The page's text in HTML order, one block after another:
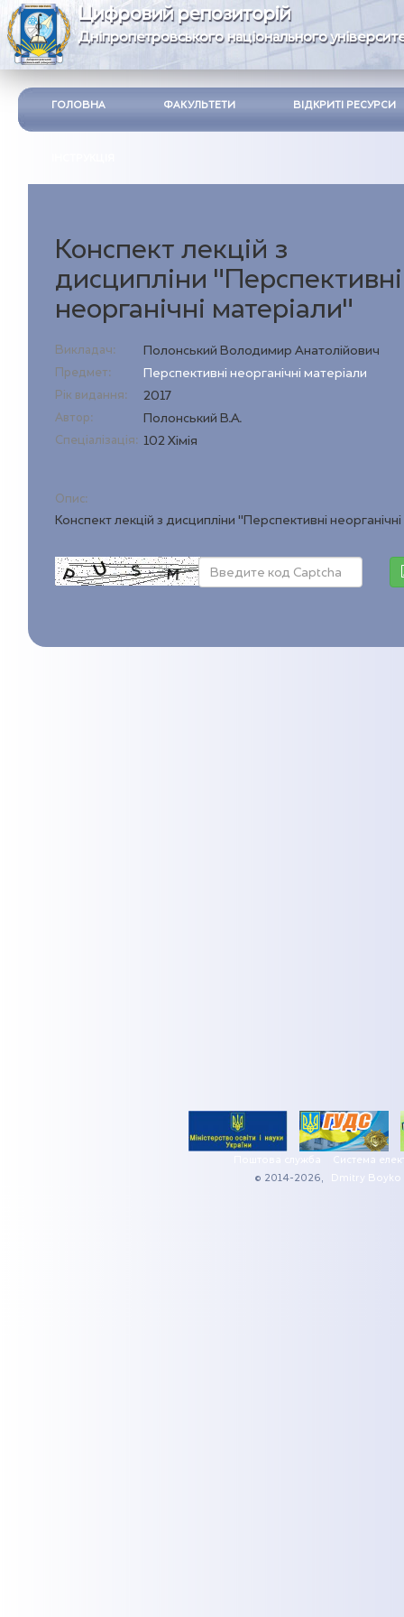
Цифровий репозиторій
Дніпропетровського національного
ГОЛОВНА ФАКУЛЬТЕТИ ВІДКРИТІ РЕСУРСИ
Конспект лекцій з
дисципліни "Перспективні
неорганічні матеріали"
Викладач: Полонський Володимир Анатолійович
Предмет: Перспективні неорганічні матеріали
Рік видання: 2017
Автор: Полонський В.А.
Спеціалізація: 102 Хімія
Опис:
Конспект лекцій з дисципліни "Перспективні
Поштова служба
Система
© 2014-2026,
Dmitry Boyko